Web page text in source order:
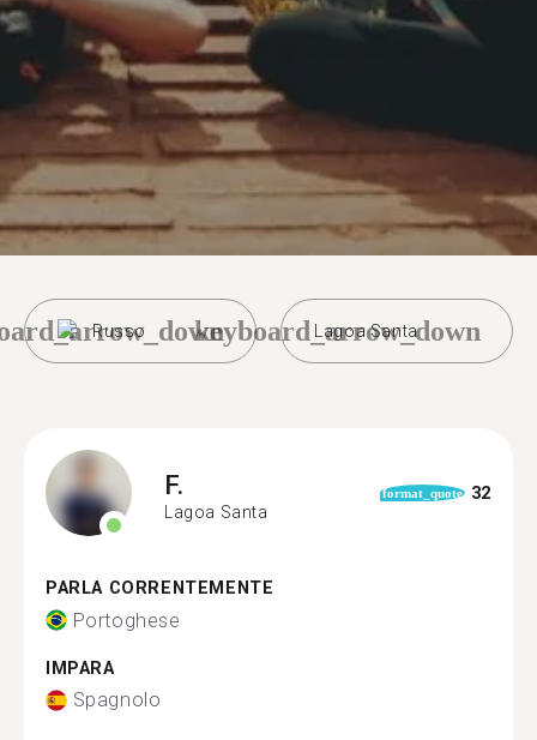
Russo Lagoa Santa
keyboard_arrow_down
F.
Lagoa Santa
format_quote 32
PARLA CORRENTEMENTE
Portoghese
IMPARA
Spagnolo